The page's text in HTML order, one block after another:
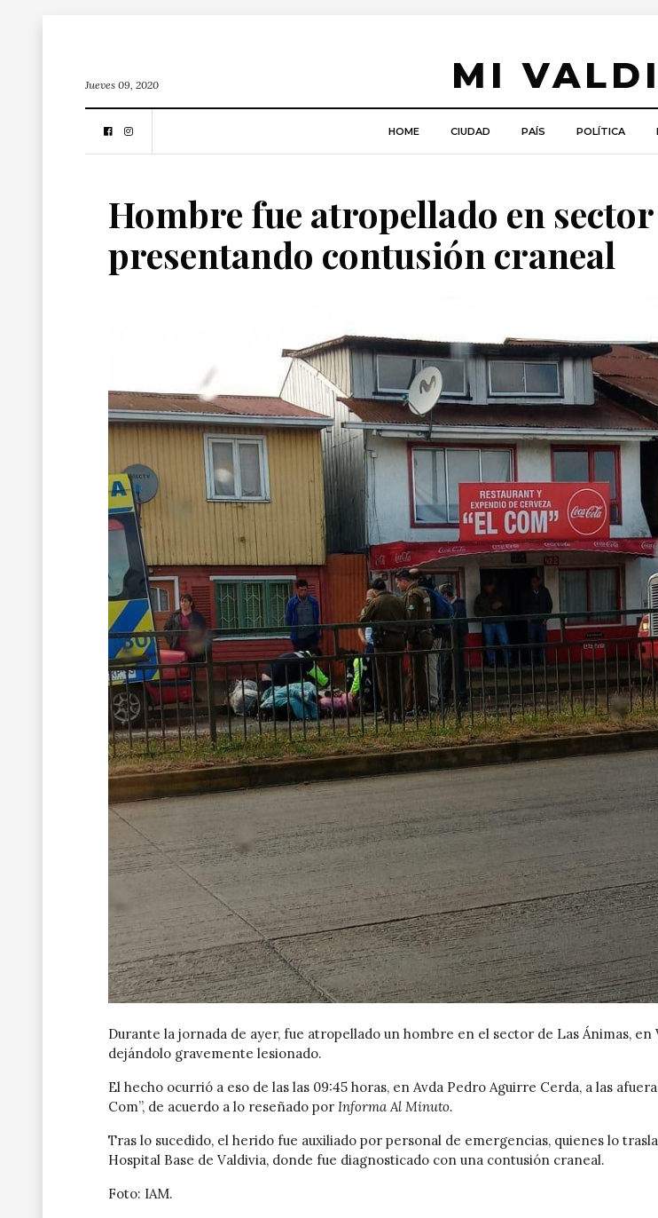
MI
Jueves 09, 2020
HOME CIUDAD PAÍS POLÍTICA
Hombre fue atropellado en
presentando contusión craneal
Durante la jornada de ayer, fue atropellado un hombre en el sector de Las Ánimas, en
dejándolo gravemente lesionado.
El hecho ocurrió a eso de las las 09:45 horas, en Avda Pedro Aguirre Cerda, a las
Com”, de acuerdo a lo reseñado por Informa Al Minuto.
Tras lo sucedido, el herido fue auxiliado por personal de emergencias, quienes lo
Hospital Base de Valdivia, donde fue diagnosticado con una contusión craneal.
Foto: IAM.